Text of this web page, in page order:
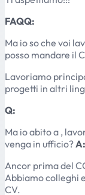
FAQQ:
Ma io so che voi
posso mandare il
Lavoriamo
progetti in altri
Q:
Ma io abito a ,
venga in ufficio?A:
Ancor prima del
Abbiamo colleghi
CV.